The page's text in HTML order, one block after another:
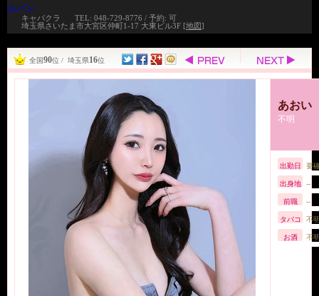
ルパン
キャバクラ
TEL: 048-729-8776 / 予約: 可
埼玉県さいたま市大宮区仲町1-17 大東ビル3F [地図]
全国90位 / 埼玉県16位
あおい
不明
出勤日 要
出身地 --
前職 --
タバコ 不
お酒 不